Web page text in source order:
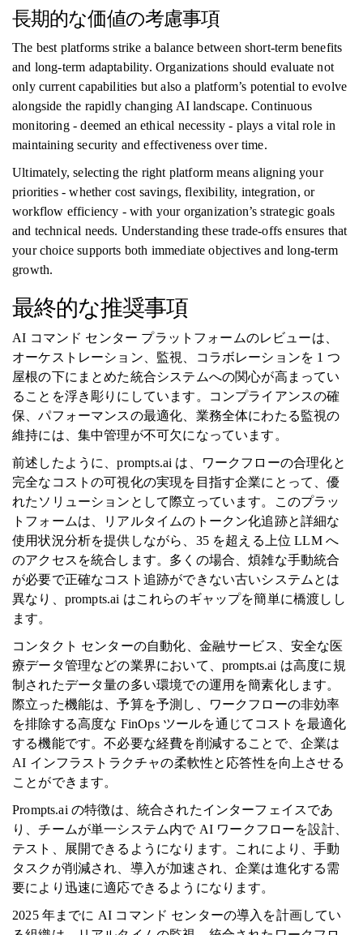
長期的な価値の考慮事項
The best platforms strike a balance between short-term benefits
and long-term adaptability. Organizations should evaluate not
only current capabilities but also a platform’s potential to evolve
alongside the rapidly changing AI landscape. Continuous
monitoring - deemed an ethical necessity - plays a vital role in
maintaining security and effectiveness over time.
Ultimately, selecting the right platform means aligning your
priorities - whether cost savings, flexibility, integration, or
workflow efficiency - with your organization’s strategic goals
and technical needs. Understanding these trade-offs ensures that
your choice supports both immediate objectives and long-term
growth.
最終的な推奨事項
AI コマンド センター プラットフォームのレビューは、
オーケストレーション、監視、コラボレーションを 1 つ
屋根の下にまとめた統合システムへの関心が高まってい
ることを浮き彫りにしています。コンプライアンスの確
保、パフォーマンスの最適化、業務全体にわたる監視の
維持には、集中管理が不可欠になっています。
前述したように、prompts.ai は、ワークフローの合理化と
完全なコストの可視化の実現を目指す企業にとって、優
れたソリューションとして際立っています。このプラッ
トフォームは、リアルタイムのトークン化追跡と詳細な
使用状況分析を提供しながら、35 を超える上位 LLM へ
のアクセスを統合します。多くの場合、煩雑な手動統合
が必要で正確なコスト追跡ができない古いシステムとは
異なり、prompts.ai はこれらのギャップを簡単に橋渡しし
ます。
コンタクト センターの自動化、金融サービス、安全な医
療データ管理などの業界において、prompts.ai は高度に規
制されたデータ量の多い環境での運用を簡素化します。
際立った機能は、予算を予測し、ワークフローの非効率
を排除する高度な FinOps ツールを通じてコストを最適化
する機能です。不必要な経費を削減することで、企業は
AI インフラストラクチャの柔軟性と応答性を向上させる
ことができます。
Prompts.ai の特徴は、統合されたインターフェイスであ
り、チームが単一システム内で AI ワークフローを設計、
テスト、展開できるようになります。これにより、手動
タスクが削減され、導入が加速され、企業は進化する需
要により迅速に適応できるようになります。
2025 年までに AI コマンド センターの導入を計画してい